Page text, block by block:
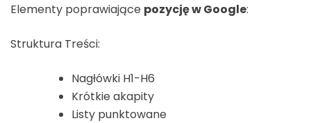
Elementy poprawiające pozycję w Google:
Struktura Treści:
Nagłówki H1-H6
Krótkie akapity
Listy punktowane